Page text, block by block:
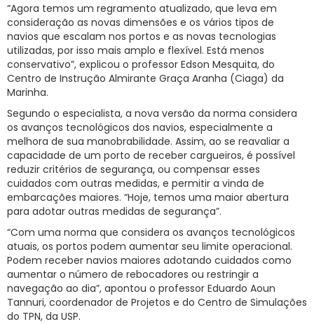
“Agora temos um regramento atualizado, que leva em
consideração as novas dimensões e os vários tipos de
navios que escalam nos portos e as novas tecnologias
utilizadas, por isso mais amplo e flexível. Está menos
conservativo”, explicou o professor Edson Mesquita, do
Centro de Instrução Almirante Graça Aranha (Ciaga) da
Marinha.
Segundo o especialista, a nova versão da norma considera
os avanços tecnológicos dos navios, especialmente a
melhora de sua manobrabilidade. Assim, ao se reavaliar a
capacidade de um porto de receber cargueiros, é possível
reduzir critérios de segurança, ou compensar esses
cuidados com outras medidas, e permitir a vinda de
embarcações maiores. “Hoje, temos uma maior abertura
para adotar outras medidas de segurança”.
“Com uma norma que considera os avanços tecnológicos
atuais, os portos podem aumentar seu limite operacional.
Podem receber navios maiores adotando cuidados como
aumentar o número de rebocadores ou restringir a
navegação ao dia”, apontou o professor Eduardo Aoun
Tannuri, coordenador de Projetos e do Centro de Simulações
do TPN, da USP.